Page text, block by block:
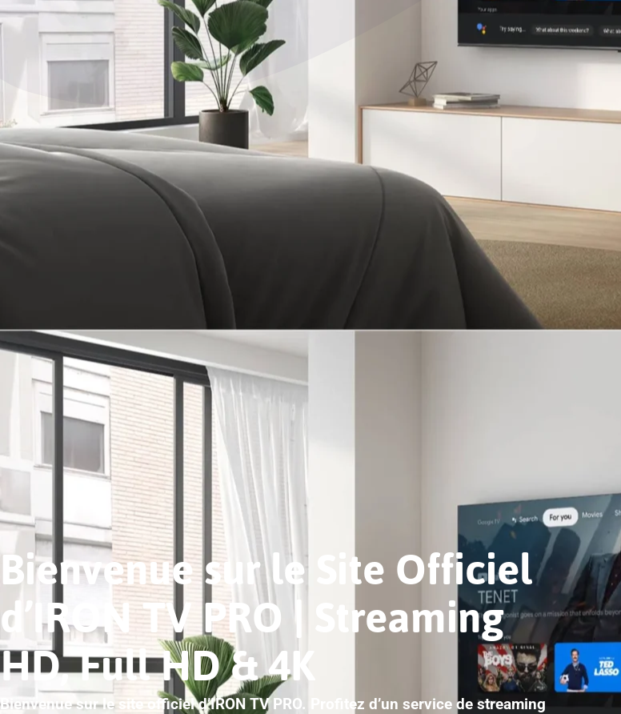
Bienvenue sur le Site Officiel
d’IRON TV PRO | Streaming
HD, Full HD & 4K
Bienvenue sur le site officiel d’IRON TV PRO. Profitez d’un service de streaming